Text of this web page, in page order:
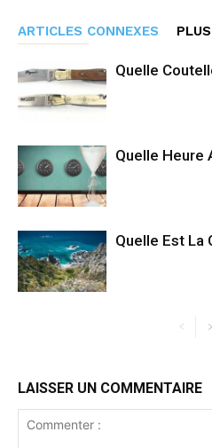
ARTICLES CONNEXES
Quelle
Quelle Heure
Quelle Est La
LAISSER UN COMMENTAIRE